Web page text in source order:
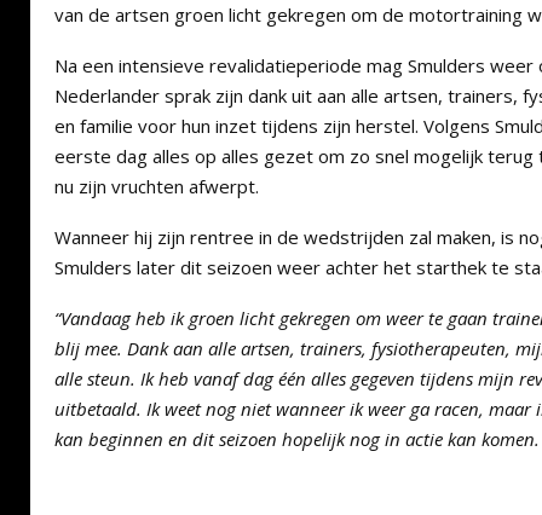
van de artsen groen licht gekregen om de motortraining
Na een intensieve revalidatieperiode mag Smulders
Nederlander sprak zijn dank uit aan alle artsen, trainers,
en familie voor hun inzet tijdens zijn herstel. Volgens
eerste dag alles op alles gezet om zo snel mogelijk terug
nu zijn vruchten afwerpt.
Wanneer hij zijn rentree in de wedstrijden zal maken, is
Smulders later dit seizoen weer achter het starthek te
“Vandaag heb ik groen licht gekregen om weer te gaan
blij mee. Dank aan alle artsen, trainers, fysiotherapeuten,
alle steun. Ik heb vanaf dag één alles gegeven tijdens mijn
uitbetaald. Ik weet nog niet wanneer ik weer ga racen,
kan beginnen en dit seizoen hopelijk nog in actie kan